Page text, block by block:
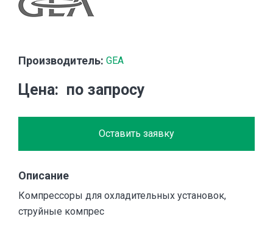
Производитель: GEA
Цена по запросу
Оставить заявку
Описание
Компрессоры для охладительных установок,
струйные компрес